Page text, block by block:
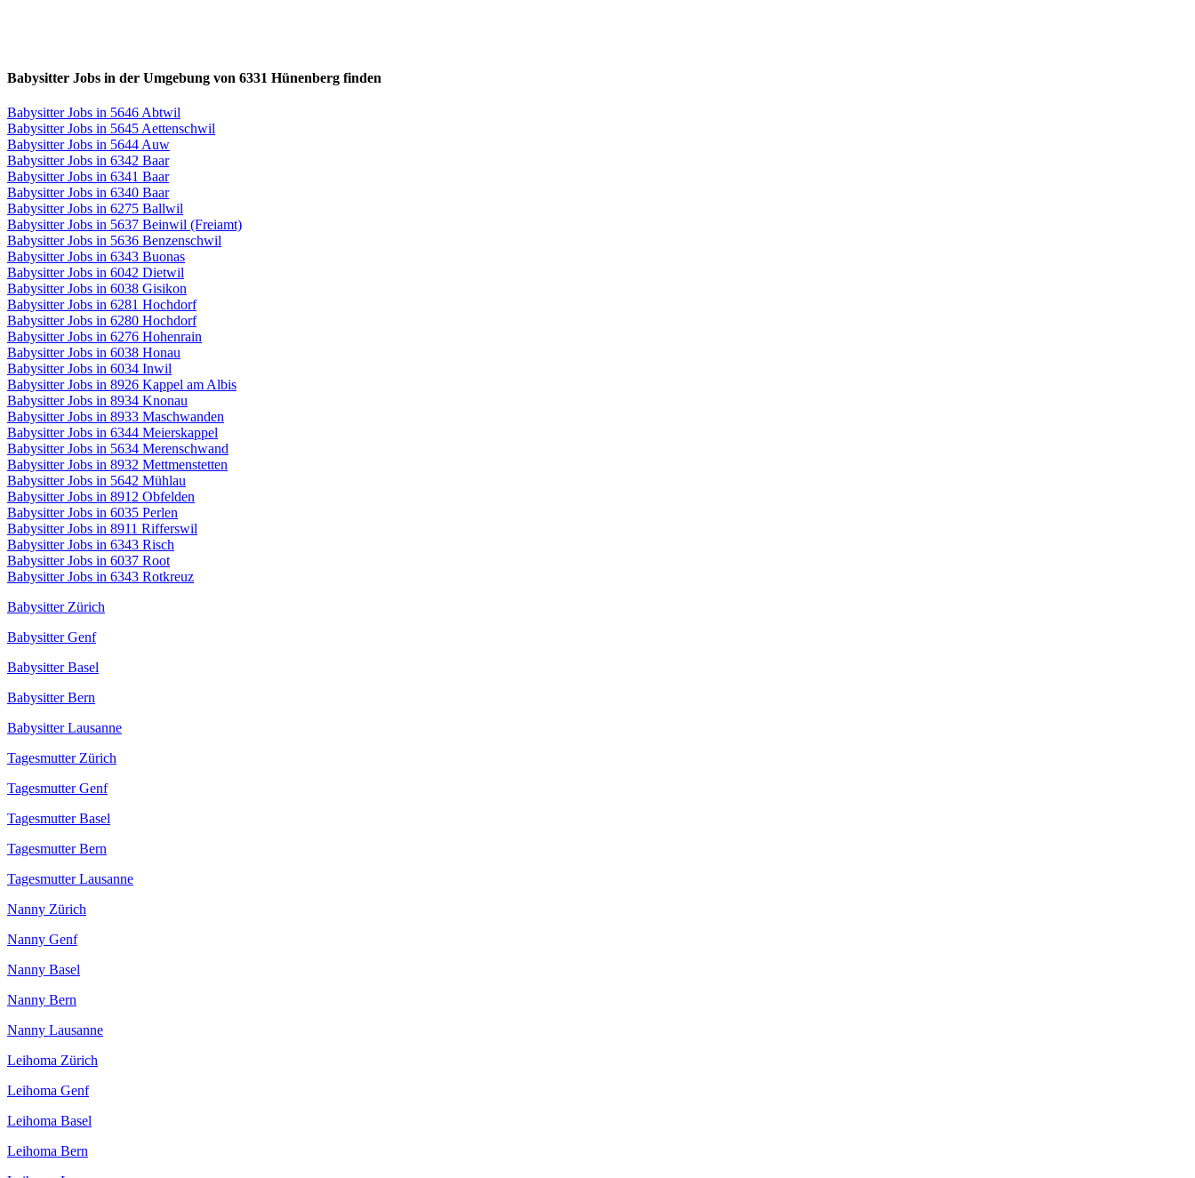
Babysitter Jobs in der Umgebung von 6331 Hünenberg finden
Babysitter Jobs in 5646 Abtwil
Babysitter Jobs in 5645 Aettenschwil
Babysitter Jobs in 5644 Auw
Babysitter Jobs in 6342 Baar
Babysitter Jobs in 6341 Baar
Babysitter Jobs in 6340 Baar
Babysitter Jobs in 6275 Ballwil
Babysitter Jobs in 5637 Beinwil (Freiamt)
Babysitter Jobs in 5636 Benzenschwil
Babysitter Jobs in 6343 Buonas
Babysitter Jobs in 6042 Dietwil
Babysitter Jobs in 6038 Gisikon
Babysitter Jobs in 6281 Hochdorf
Babysitter Jobs in 6280 Hochdorf
Babysitter Jobs in 6276 Hohenrain
Babysitter Jobs in 6038 Honau
Babysitter Jobs in 6034 Inwil
Babysitter Jobs in 8926 Kappel am Albis
Babysitter Jobs in 8934 Knonau
Babysitter Jobs in 8933 Maschwanden
Babysitter Jobs in 6344 Meierskappel
Babysitter Jobs in 5634 Merenschwand
Babysitter Jobs in 8932 Mettmenstetten
Babysitter Jobs in 5642 Mühlau
Babysitter Jobs in 8912 Obfelden
Babysitter Jobs in 6035 Perlen
Babysitter Jobs in 8911 Rifferswil
Babysitter Jobs in 6343 Risch
Babysitter Jobs in 6037 Root
Babysitter Jobs in 6343 Rotkreuz
Babysitter Zürich
Babysitter Genf
Babysitter Basel
Babysitter Bern
Babysitter Lausanne
Tagesmutter Zürich
Tagesmutter Genf
Tagesmutter Basel
Tagesmutter Bern
Tagesmutter Lausanne
Nanny Zürich
Nanny Genf
Nanny Basel
Nanny Bern
Nanny Lausanne
Leihoma Zürich
Leihoma Genf
Leihoma Basel
Leihoma Bern